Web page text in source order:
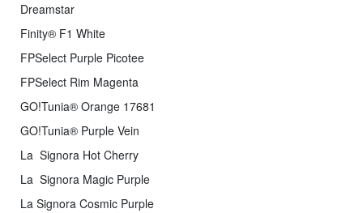
Dreamstar
Finity® F1 White
FPSelect Purple Picotee
FPSelect Rim Magenta
GO!Tunia® Orange 17681
GO!Tunia® Purple Vein
La Signora Hot Cherry
La Signora Magic Purple
La Signora Cosmic Purple